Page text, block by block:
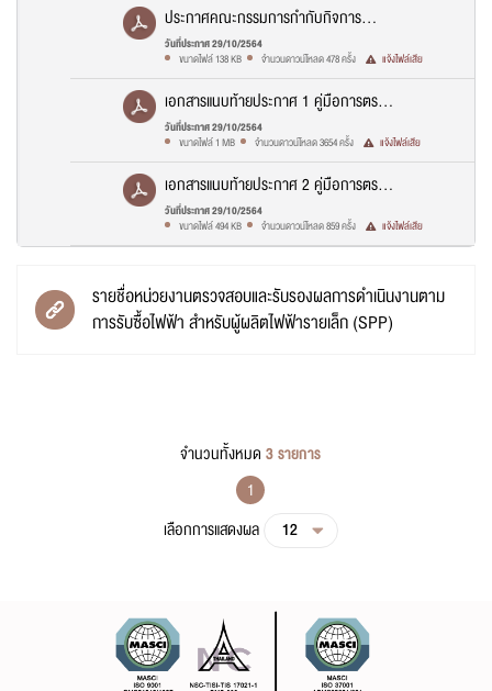
ประกาศคณะกรรมการกำกับกิจการ
พลังงาน เรื่อง การขึ้นทะเบียนเป็นหน่วย
งานตรวจสอบและรับรองผลการดำเนินงาน
ตามการรับซื้อไฟฟ้า สำหรับผู้ผลิตไฟฟ้า
ขนาดเล็ก (SPP) พ.ศ. 2564.PDF
วันที่ประกาศ 29/10/2564
ขนาดไฟล์ 138 KB
จำนวนดาวน์โหลด 478 ครั้ง แจ้งไฟล์เสีย
เอกสารแนบท้ายประกาศ 1 คู่มือการตรวจ
สอบการดำเนินการใช้เชื้อเพลิง ของผู้ผลิต
ไฟฟ้ารายเล็กแบบ SPP Hybrid Frim.pdf
วันที่ประกาศ 29/10/2564
ขนาดไฟล์ 1 MB
จำนวนดาวน์โหลด 3654 ครั้ง แจ้งไฟล์เสีย
เอกสารแนบท้ายประกาศ 2 คู่มือการตรวจ
สอบการดำเนินการของผู้ผลิตไฟฟ้าราย
เล็ก (SPP) ประเภท Firm ระบบ
2562 - 2568 (ก่อสร้างโรงไฟฟ้า
ใหม่).pdf
วันที่ประกาศ 29/10/2564
ขนาดไฟล์ 494 KB
จำนวนดาวน์โหลด 859 ครั้ง แจ้งไฟล์เสีย
รายชื่อหน่วยงานตรวจสอบและรับรองผลการดำเนินงานตาม
การรับซื้อไฟฟ้า สำหรับผู้ผลิตไฟฟ้ารายเล็ก (SPP)
จำนวนทั้งหมด 3 รายการ
1
เลือกการแสดงผล
12
แจ้งไฟล์เสีย
ชื่อผู้แจ้ง*
นามสกุลผู้แจ้ง*
อีเมลผู้แจ้ง
ยืนยันการส่งข้อมูล
คุณกำลังส่งข้อมูลเพื่อติดต่อกับทางสำนักงานคณะกรรมการกำกับกิจการ
พลังงาน กรุณาตรวจสอบข้อมูล และยืนยันการส่งข้อมูล